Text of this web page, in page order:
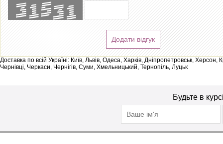
Додати відгук
Доставка по всій Україні: Київ, Львів, Одеса, Харків, Дніпропетровськ,
Чернівці, Черкаси, Чернігів, Суми, Хмельницький, Тернопіль, Луцьк
Будьте в